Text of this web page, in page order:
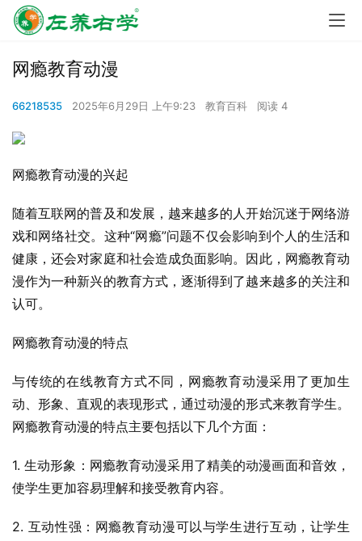
网瘾教育动漫
66218535 2025年6月29日 上午9:23 教育百科 阅读 4
网瘾教育动漫的兴起
随着互联网的普及和发展，越来越多的人开始沉迷于网络游
戏和网络社交。这种“网瘾”问题不仅会影响到个人的生活和
健康，还会对家庭和社会造成负面影响。因此，网瘾教育动
漫作为一种新兴的教育方式，逐渐得到了越来越多的关注和
认可。
网瘾教育动漫的特点
与传统的在线教育方式不同，网瘾教育动漫采用了更加生
动、形象、直观的表现形式，通过动漫的形式来教育学生。
网瘾教育动漫的特点主要包括以下几个方面：
1. 生动形象：网瘾教育动漫采用了精美的动漫画面和音效，
使学生更加容易理解和接受教育内容。
2. 互动性强：网瘾教育动漫可以与学生进行互动，让学生